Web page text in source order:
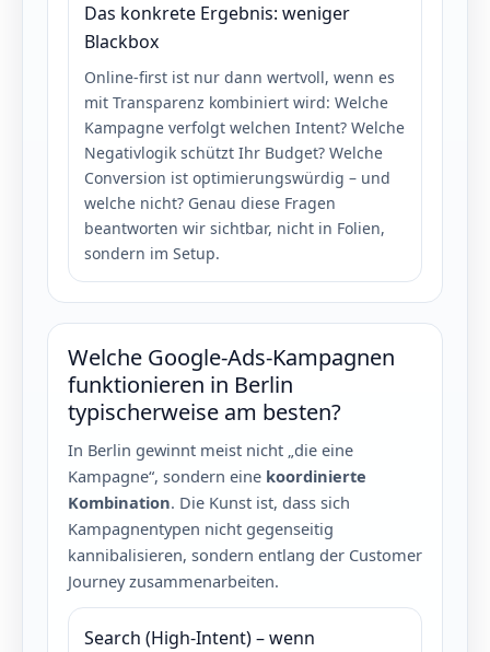
Das konkrete Ergebnis: weniger
Blackbox
Online-first ist nur dann wertvoll, wenn es
mit Transparenz kombiniert wird: Welche
Kampagne verfolgt welchen Intent? Welche
Negativlogik schützt Ihr Budget? Welche
Conversion ist optimierungswürdig – und
welche nicht? Genau diese Fragen
beantworten wir sichtbar, nicht in Folien,
sondern im Setup.
Welche Google-Ads-Kampagnen
funktionieren in Berlin
typischerweise am besten?
In Berlin gewinnt meist nicht „die eine
Kampagne“, sondern eine koordinierte
Kombination. Die Kunst ist, dass sich
Kampagnentypen nicht gegenseitig
kannibalisieren, sondern entlang der Customer
Journey zusammenarbeiten.
Search (High-Intent) – wenn